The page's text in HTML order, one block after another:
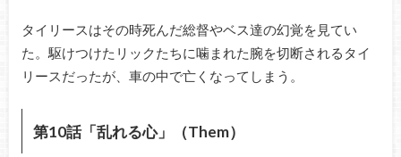
タイリースはその時死んだ総督やベス達の幻覚を見てい
た。駆けつけたリックたちに噛まれた腕を切断されるタイ
リースだったが、車の中で亡くなってしまう。
第10話「乱れる心」（Them）